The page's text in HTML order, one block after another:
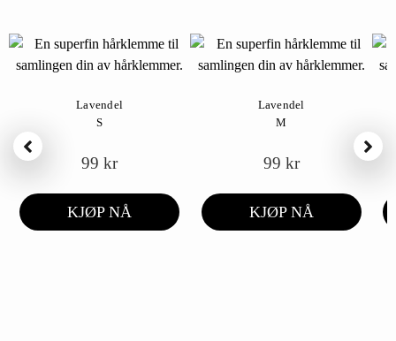
Lavendel
S
99kr
KJØP NÅ
Lavendel
M
99 kr
KJØP NÅ